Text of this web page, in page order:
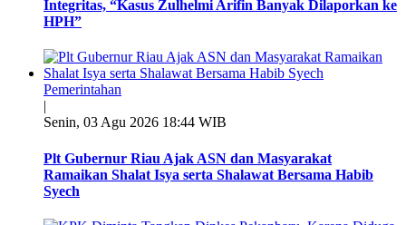
Integritas, “Kasus Zulhelmi Arifin Banyak Dilaporkan ke
HPH”
Pemerintahan
|
Senin, 03 Agu 2026 18:44 WIB
Plt Gubernur Riau Ajak ASN dan Masyarakat
Ramaikan Shalat Isya serta Shalawat Bersama Habib
Syech